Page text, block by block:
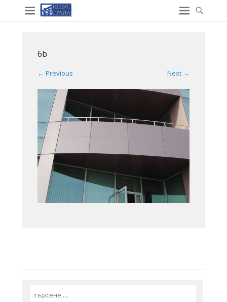
6b
← Previous Next →